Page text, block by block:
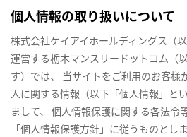
個人情報の取り扱いについて
株式会社ケイアイホールディングス（
運営する栃木マンスリードットコム（
す）では、 当サイトをご利用のお客様
人に関する情報（以下「個人情報」と
まして、 個人情報保護に関する各法令
「個人情報保護方針」に従うものとしま